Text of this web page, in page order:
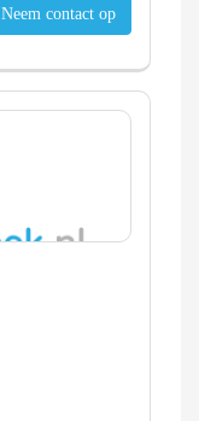
Neem contact op